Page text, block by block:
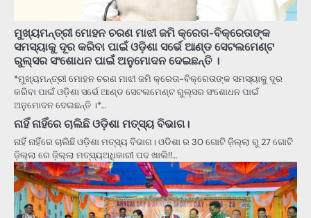
ମୁଖ୍ୟମନ୍ତ୍ରୀ ମୋହନ ଚରଣ ମାଝୀ ଜମି କ୍ରେତା-ବିକ୍ରେତାଙ୍କ
ସମସ୍ୟାକୁ ଦୂର କରିବା ପାଇଁ ଓଡ଼ିଶା ସର୍ଭେ ଆଣ୍ଡ ସେଟଲମେଣ୍ଟ
ରୁଲ୍ସର ସଂଶୋଧନ ପାଇଁ ଅନୁମୋଦନ ଦେଇଛନ୍ତି ।
*ମୁଖ୍ୟମନ୍ତ୍ରୀ ମୋହନ ଚରଣ ମାଝୀ ଜମି କ୍ରେତା-ବିକ୍ରେତାଙ୍କ ସମସ୍ୟାକୁ ଦୂର
କରିବା ପାଇଁ ଓଡ଼ିଶା ସର୍ଭେ ଆଣ୍ଡ ସେଟଲମେଣ୍ଟ ରୁଲ୍ସର ସଂଶୋଧନ ପାଇଁ
ଅନୁମୋଦନ ଦେଇଛନ୍ତି ।*…
ନାହିଁ ନାହିଁରେ ଚାଲିଛି ଓଡ଼ିଶା ମତ୍ସ୍ୟ ବିଭାଗ।
ନାହିଁ ନାହିଁରେ ଚାଲିଛି ଓଡ଼ିଶା ମତ୍ସ୍ୟ ବିଭାଗ। ଓଡିଶା ର 30 ଗୋଟି ଜ଼ିଲ୍ଲା ରୁ 27 ଗୋଟି
ଜ଼ିଲ୍ଲା ରେ ଜ଼ିଲ୍ଲା ମତ୍ସ୍ୟଅଧିକାରୀ ପଦ ଖାଲି!!…